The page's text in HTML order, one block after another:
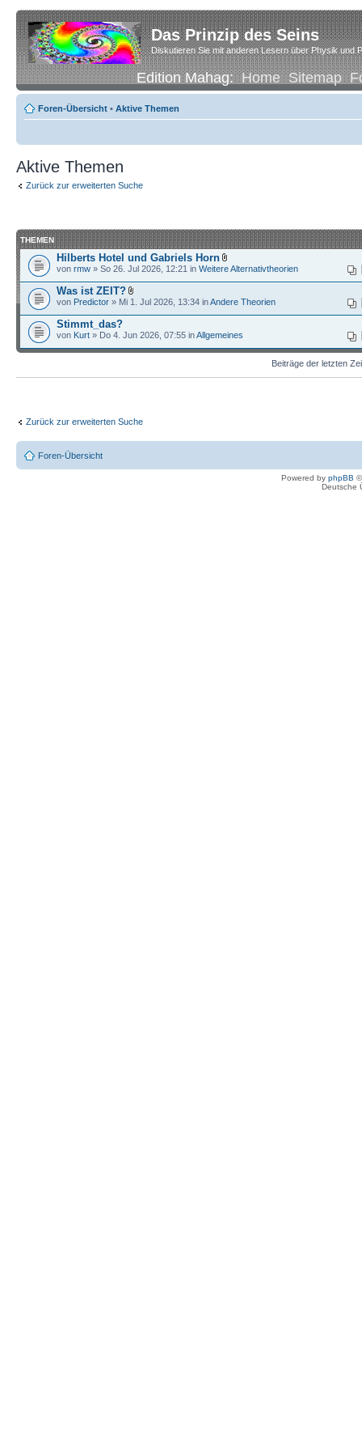
Das Prinzip des Seins
Diskutieren Sie mit anderen Lesern über Physik und
Edition Mahag:Home Sitemap
Foren-Übersicht • Aktive Themen
Aktive Themen
Zurück zur erweiterten Suche
THEMEN
Hilberts Hotel und Gabriels Horn
von rmw » So 26. Jul 2026, 12:21 in Weitere Alternativtheorien
Was ist ZEIT?
von Predictor » Mi 1. Jul 2026, 13:34 inAndere Theorien
Stimmt_das?
von Kurt » Do 4. Jun 2026, 07:55 inAllgemeines
Beiträge der letzten
Zurück zur erweiterten Suche
Foren-Übersicht
Powered by phpBB
Deutsche